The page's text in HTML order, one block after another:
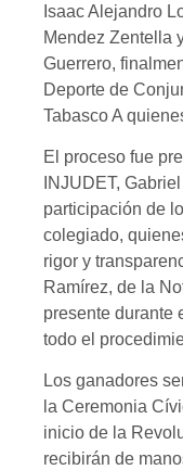
Isaac Alejandro
Mendez Zentella
Guerrero,
Deporte de
Tabasco A
El proceso fue
INJUDET,
participación de
colegiado,
rigor y
Ramírez, de la
presente durante
todo el
Los ganadores
la Ceremonia
inicio de la
recibirán de